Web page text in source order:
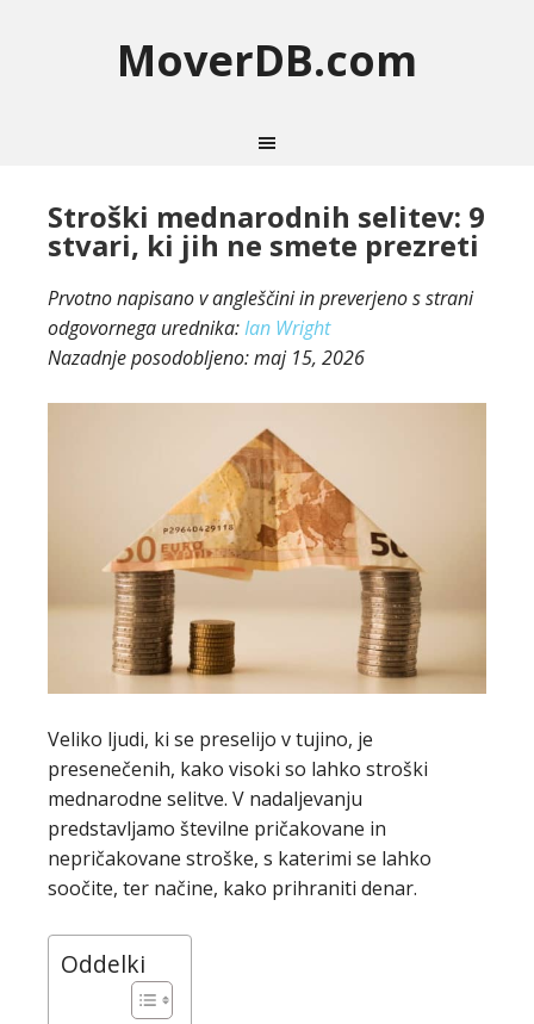
MoverDB.com
Stroški mednarodnih selitev: 9
stvari, ki jih ne smete prezreti
Prvotno napisano v angleščini in preverjeno s strani
odgovornega urednika:Ian Wright
Nazadnje posodobljeno:maj 15, 2026
Veliko ljudi, ki se preselijo v tujino, je
presenečenih, kako visoki so lahko stroški
mednarodne selitve. V nadaljevanju
predstavljamo številne pričakovane in
nepričakovane stroške, s katerimi se lahko
soočite, ter načine, kako prihraniti denar.
Oddelki